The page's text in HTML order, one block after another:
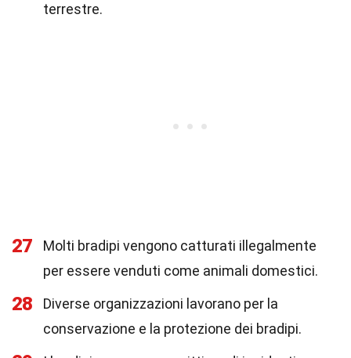
terrestre.
27
Molti bradipi vengono catturati illegalmente
per essere venduti come animali domestici.
28
Diverse organizzazioni lavorano per la
conservazione e la protezione dei bradipi.